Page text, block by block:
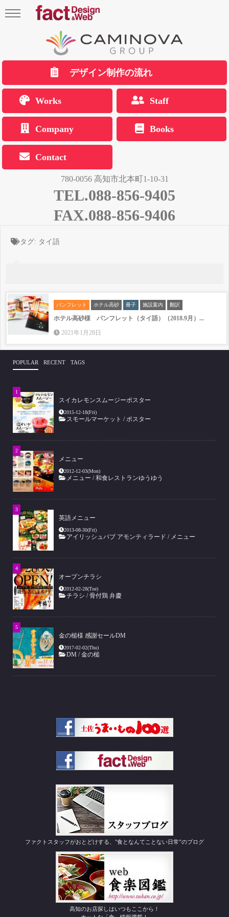
デザイン制作の流れ
Works Staff
Company Books
Contact
780-0056 高知市北本町1-10-31
TEL.088-856-9405
FAX.088-856-9406
タグ: タイ語
パンフレット ホテル高砂 冊子 施設案内 翻訳
ホテル高砂様 パンフレット（タイ語）（2018.9月）...
2021年1月28日
POPULAR RECENT TAGS
スイカレモンスムージーポスター
2015-12-18(Fri)
スモールマーケット /ポスター
メニュー
2012-12-03(Mon)
メニュー /和食レストランゆうゆう
英語メニュー
2013-08-30(Fri)
アイリッシュパブ アモンティラード / メニュー
オープンチラシ
2012-02-28(Tue)
チラシ /骨付鶏 弁慶
金の槌様 感謝セールDM
2017-02-02(Thu)
DM /金の槌
ファクトスタッフがおとどけする、"食となんてことない日常”のブログ
高知のお店探しはいつもここから！